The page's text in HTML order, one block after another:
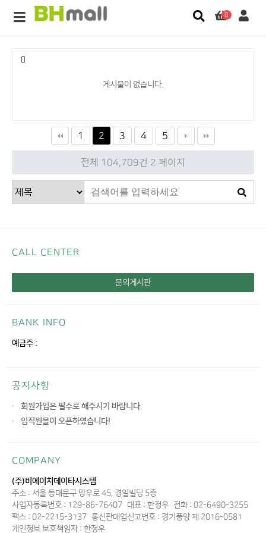
0
게시물이 없습니다.
1 2 3 4 5
전체 104,709건 2 페이지
CALL CENTER
문의게시판
BANK INFO
예금주 :
공지사항
회원가입은 필수로 해주시기 바랍니다.
임직원몰이 오픈하였습니다!
COMPANY
(주)비에이치데이타시스템
주소 : 서울 동대문구 망우로 45, 경일빌딩 5층
사업자등록번호 : 129-86-76407 대표 : 한정우 전화 : 02-6490-3255
팩스 : 02-2215-3137 통신판매업신고번호 : 경기풍양 제 2016-0581
개인정보 보호책임자 : 한정우